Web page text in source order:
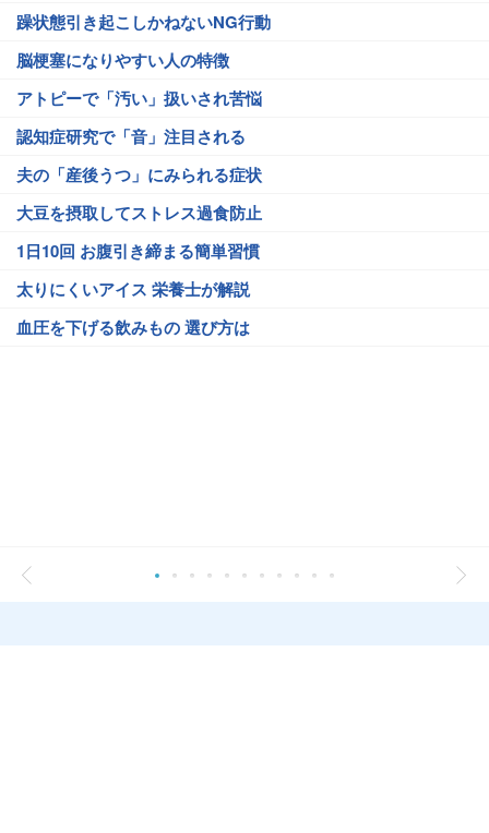
躁状態引き起こしかねないNG行動
脳梗塞になりやすい人の特徴
アトピーで「汚い」扱いされ苦悩
認知症研究で「音」注目される
夫の「産後うつ」にみられる症状
大豆を摂取してストレス過食防止
1日10回 お腹引き締まる簡単習慣
太りにくいアイス 栄養士が解説
血圧を下げる飲みもの 選び方は